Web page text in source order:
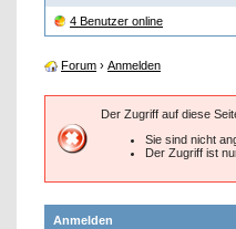
4 Benutzer online
Forum › Anmelden
Der Zugriff auf diese
Sie sind nicht
Der Zugriff ist
Anmelden